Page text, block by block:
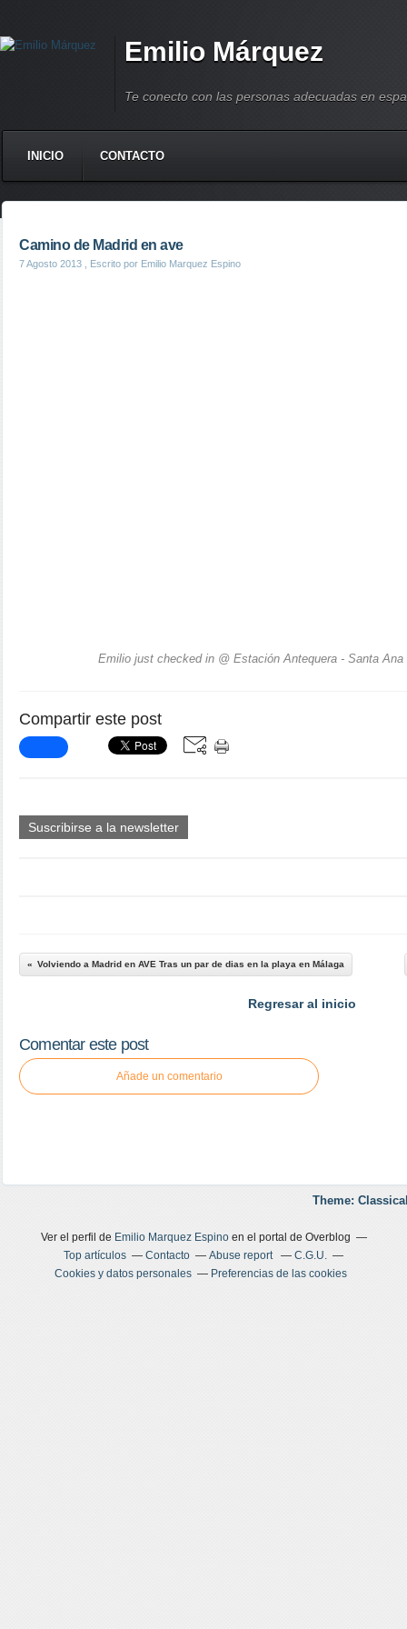
Emilio Márquez
Te conecto con las personas adecuadas en
INICIO CONTACTO
Camino de Madrid en ave
7 Agosto 2013 , Escrito por Emilio Marquez Espino
Emilio just checked in @ Estación Antequera - Santa Ana
Compartir este post
Suscribirse a la newsletter
Volviendo a Madrid en AVE Tras un par de dias en la playa en Málaga
Regresar al inicio
Comentar este post
Añade un comentario
Theme:
Ver el perfil de Emilio Marquez Espinoen el portal de Overblog
Top artículos
Contacto Abuse report
C.G.U.
Cookies y datos personales
Preferencias de las cookies